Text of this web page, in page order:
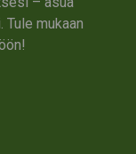
mukaan